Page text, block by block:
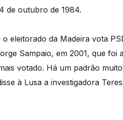
de outubro de 1984.
eleitorado da Madeira vota
Sampaio, em 2001, que foi
votado. Há um padrão
à Lusa a investigadora